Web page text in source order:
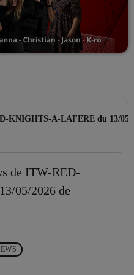
16h
de ITW-RED-
05/2026 de